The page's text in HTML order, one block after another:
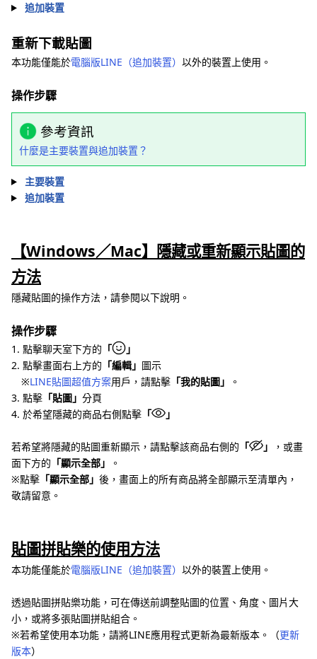
追加裝置
重新下載貼圖
本功能僅能於電腦版LINE（追加裝置） 以外的裝置上使用。
操作步驟
參考資訊
什麼是主要裝置與追加裝置？
主要裝置
追加裝置
【Windows／Mac】隱藏或重新顯示貼圖的
方法
隱藏貼圖的操作方法，請參閱以下說明。
操作步驟
1. 點擊聊天室下方的 「
」
2. 點擊畫面右上方的 「編輯」 圖示
※LINE貼圖超值方案用戶，請點擊 「我的貼圖」
。
3. 點擊 「貼圖」 分頁
4. 於希望隱藏的商品右側點擊 「 」
若希望將隱藏的貼圖重新顯示，請點擊該商品右側的 「 」
，或畫
面下方的 「顯示全部」
。
※點擊 「顯示全部」 後，畫面上的所有商品將全部顯示至清單內，
敬請留意。
貼圖拼貼樂的使用方法
本功能僅能於電腦版LINE（追加裝置） 以外的裝置上使用。
透過貼圖拼貼樂功能，可在傳送前調整貼圖的位置、角度、圖片大
小，或將多張貼圖拼貼組合。
※若希望使用本功能，請將LINE應用程式更新為最新版本。（更新
版本）